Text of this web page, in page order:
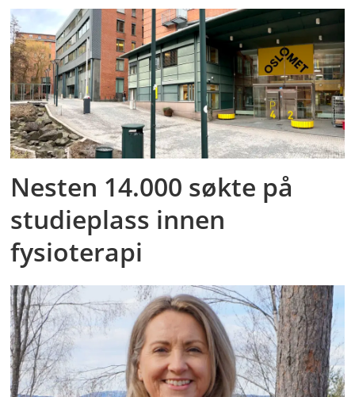
Nesten 14.000 søkte på
studieplass innen
fysioterapi